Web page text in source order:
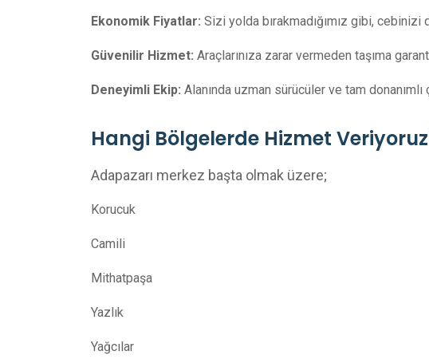
Ekonomik Fiyatlar: Sizi yolda bırakmadığımız gibi, cebinizi
Güvenilir Hizmet: Araçlarınıza zarar vermeden taşıma
Deneyimli Ekip: Alanında uzman sürücüler ve tam donanımlı
Hangi Bölgelerde Hizmet
Adapazarı merkez başta olmak üzere;
Korucuk
Camili
Mithatpaşa
Yazlık
Yağcılar